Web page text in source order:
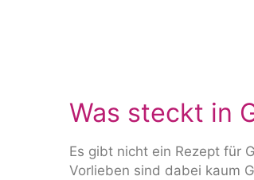
Was steckt in
Es gibt nicht ein Rezept für
Vorlieben sind dabei kaum